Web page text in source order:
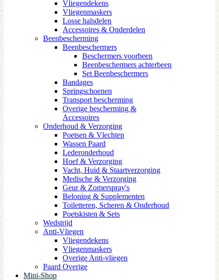
Vliegendekens
Vliegenmaskers
Losse halsdelen
Accessoires & Onderdelen
Beenbescherming
Beenbeschermers
Beschermers voorbeen
Beenbeschermers achterbeen
Set Beenbeschermers
Bandages
Springschoenen
Transport bescherming
Overige bescherming &
Accessoires
Onderhoud & Verzorging
Poetsen & Vlechten
Wassen Paard
Lederonderhoud
Hoef & Verzorging
Vacht, Huid & Staartverzorging
Medische & Verzorging
Geur & Zomerspray's
Beloning & Supplementen
Toiletteren, Scheren & Onderhoud
Poetskisten & Sets
Wedstrijd
Anti-Vliegen
Vliegendekens
Vliegenmaskers
Overige Anti-vliegen
Paard Overige
Mini-Shop